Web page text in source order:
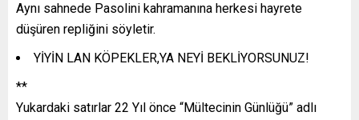
Aynı sahnede Pasolini kahramanına herkesi hayrete
düşüren repliğini söyletir.
YİYİN LAN KÖPEKLER,YA NEYİ BEKLİYORSUNUZ!
**
Yukardaki satırlar 22 Yıl önce “Mültecinin Günlüğü” adlı